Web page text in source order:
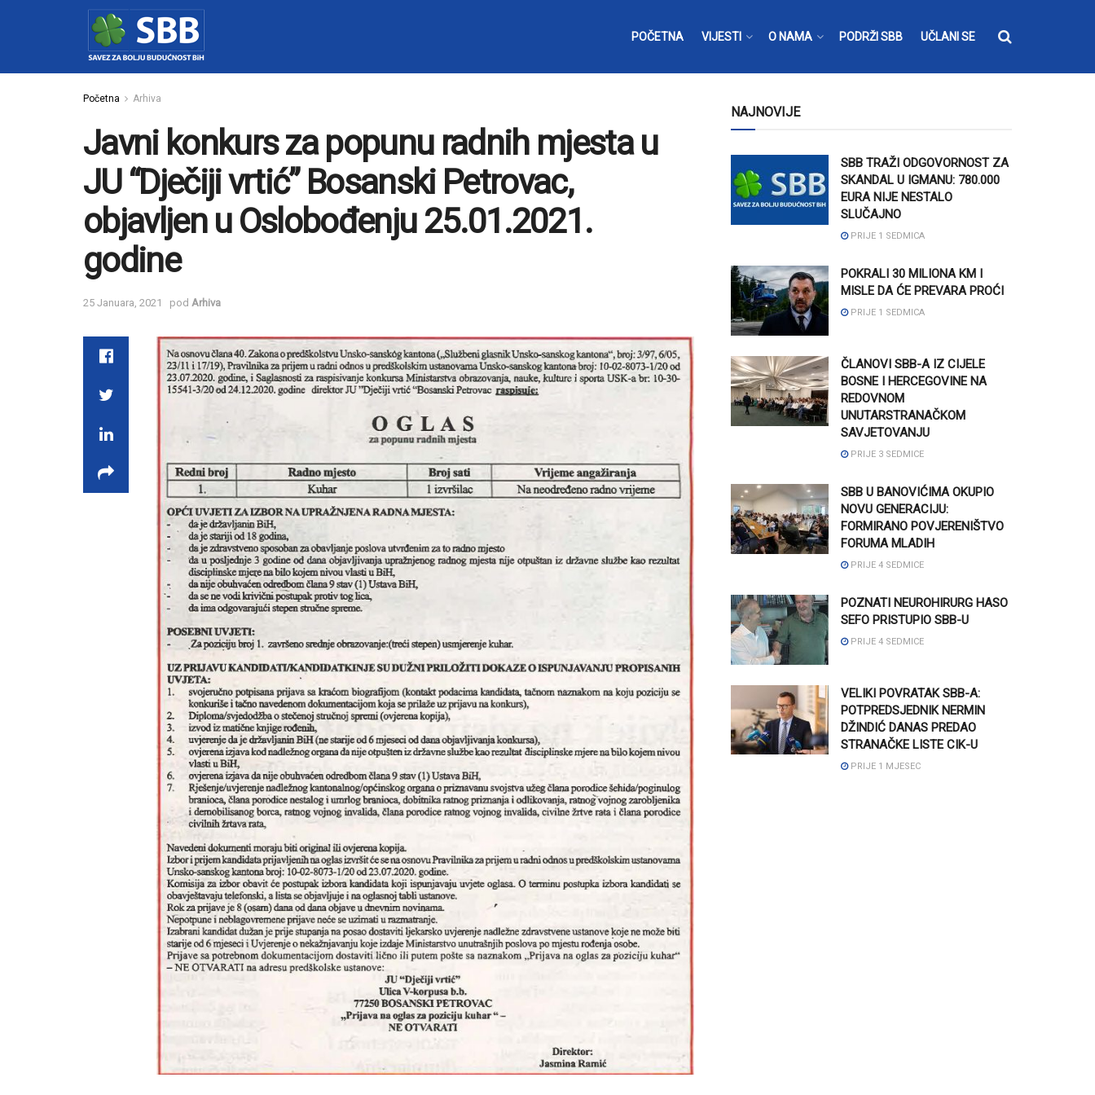
POČETNA VIJESTI O NAMA PODRŽI SBB UČLANI SE
Početna Arhiva
Javni konkurs za popunu radnih mjesta u
JU “Dječiji vrtić” Bosanski Petrovac,
objavljen u Oslobođenju 25.01.2021.
godine
25 Januara, 2021 pod Arhiva
NAJNOVIJE
SBB TRAŽI ODGOVORNOST ZA
SKANDAL U IGMANU: 780.000
EURA NIJE NESTALO
SLUČAJNO
PRIJE 1 SEDMICA
POKRALI 30 MILIONA KM I
MISLE DA ĆE PREVARA PROĆI
PRIJE 1 SEDMICA
ČLANOVI SBB-A IZ CIJELE
BOSNE I HERCEGOVINE NA
REDOVNOM
UNUTARSTRANAČKOM
SAVJETOVANJU
PRIJE 3 SEDMICE
SBB U BANOVIĆIMA OKUPIO
NOVU GENERACIJU:
FORMIRANO POVJERENIŠTVO
FORUMA MLADIH
PRIJE 4 SEDMICE
POZNATI NEUROHIRURG HASO
SEFO PRISTUPIO SBB-U
PRIJE 4 SEDMICE
VELIKI POVRATAK SBB-A:
POTPREDSJEDNIK NERMIN
DŽINDIĆ DANAS PREDAO
STRANAČKE LISTE CIK-U
PRIJE 1 MJESEC